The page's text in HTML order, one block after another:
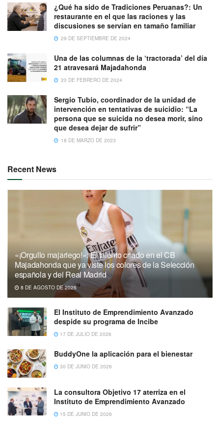
¿Qué ha sido de Tradiciones Peruanas?: Un
restaurante en el que las raciones y las
discusiones se servían en tamaño familiar
29 DE SEPTIEMBRE DE 2024
Una de las columnas de la ‘tractorada’ del día
21 atravesará Majadahonda
20 DE FEBRERO DE 2024
Sergio Tubío, coordinador de la unidad de
intervención en tentativas de suicidio: “La
persona que se suicida no desea morir, sino
que desea dejar de sufrir”
18 DE MARZO DE 2023
Recent News
«¡Orgullo majariego!»: El talento criado en el CB
Majadahonda que ya viste los colores de la Selección
española y del Real Madrid
8 DE AGOSTO DE 2026
El Instituto de Emprendimiento Avanzado
despide su programa de Incibe
17 DE JULIO DE 2026
BuddyOne la aplicación para el bienestar
30 DE JUNIO DE 2026
La consultora Objetivo 17 aterriza en el
Instituto de Emprendimiento Avanzado
15 DE JUNIO DE 2026